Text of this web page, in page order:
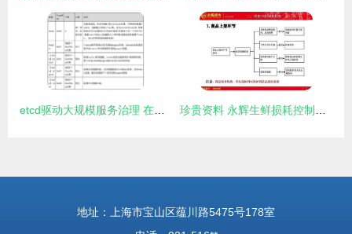
etcd驱动大规模服务治理 在建筑材料订货、销售及管理服务中的实战应用 珍贵资料 永辉生鲜损耗控制策略与建筑材料订货销售管理服务综合指南
地址：上海市宝山区蕴川路5475号178室